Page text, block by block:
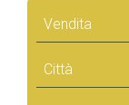
Vendita
Città